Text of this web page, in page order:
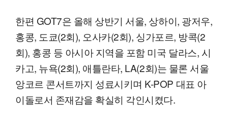
한편 GOT7은 올해 상반기 서울, 상하이, 광저우,
홍콩, 도쿄(2회), 오사카(2회), 싱가포르, 방콕(2
회), 홍콩 등 아시아 지역을 포함 미국 달라스, 시
카고, 뉴욕(2회), 애틀란타, LA(2회)는 물론 서울
앙코르 콘서트까지 성료시키며 K-POP 대표 아
이돌로서 존재감을 확실히 각인시켰다.